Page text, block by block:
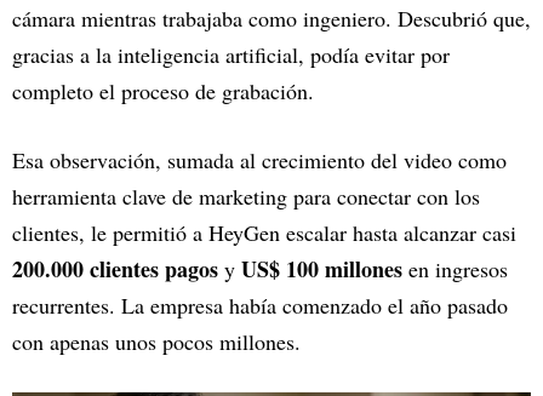
cámara mientras trabajaba como ingeniero. Descubrió que,
gracias a la inteligencia artificial, podía evitar por
completo el proceso de grabación.
Esa observación, sumada al crecimiento del video como
herramienta clave de marketing para conectar con los
clientes, le permitió a HeyGen escalar hasta alcanzar casi
200.000 clientes pagos y US$ 100 millones en ingresos
recurrentes. La empresa había comenzado el año pasado
con apenas unos pocos millones.